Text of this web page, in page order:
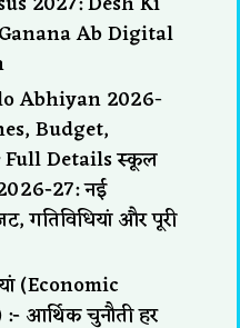
Ab Digital
Abhiyan 2026-
Budget,
Details स्कूल
27: नई
गतिविधियां और पूरी
(Economic
आर्थिक चुनौती हर